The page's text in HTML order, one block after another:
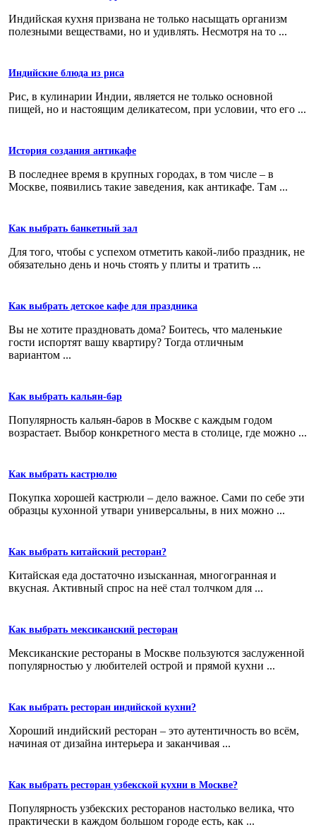
Индийская кухня призвана не только насыщать организм
полезными веществами, но и удивлять. Несмотря на то ...
Индийские блюда из риса
Рис, в кулинарии Индии, является не только основной
пищей, но и настоящим деликатесом, при условии, что его ...
История создания антикафе
В последнее время в крупных городах, в том числе – в
Москве, появились такие заведения, как антикафе. Там ...
Как выбрать банкетный зал
Для того, чтобы с успехом отметить какой-либо праздник, не
обязательно день и ночь стоять у плиты и тратить ...
Как выбрать детское кафе для праздника
Вы не хотите праздновать дома? Боитесь, что маленькие
гости испортят вашу квартиру? Тогда отличным
вариантом ...
Как выбрать кальян-бар
Популярность кальян-баров в Москве с каждым годом
возрастает. Выбор конкретного места в столице, где можно ...
Как выбрать кастрюлю
Покупка хорошей кастрюли – дело важное. Сами по себе эти
образцы кухонной утвари универсальны, в них можно ...
Как выбрать китайский ресторан?
Китайская еда достаточно изысканная, многогранная и
вкусная. Активный спрос на неё стал толчком для ...
Как выбрать мексиканский ресторан
Мексиканские рестораны в Москве пользуются заслуженной
популярностью у любителей острой и прямой кухни ...
Как выбрать ресторан индийской кухни?
Хороший индийский ресторан – это аутентичность во всём,
начиная от дизайна интерьера и заканчивая ...
Как выбрать ресторан узбекской кухни в Москве?
Популярность узбекских ресторанов настолько велика, что
практически в каждом большом городе есть, как ...